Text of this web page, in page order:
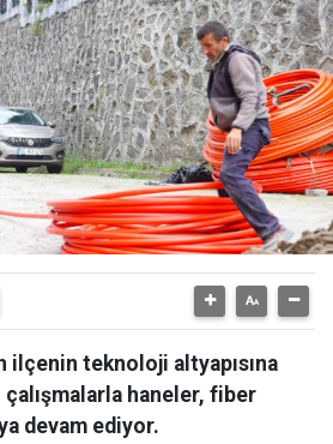
ilçenin teknoloji altyapısına
haneler, fiber
devam ediyor.